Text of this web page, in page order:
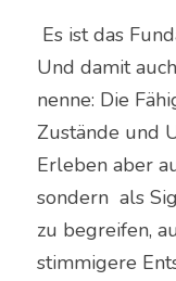
Und damit
nenne: Die
Zustände und
Erleben aber
sondern  als
zu begreifen,
stimmigere